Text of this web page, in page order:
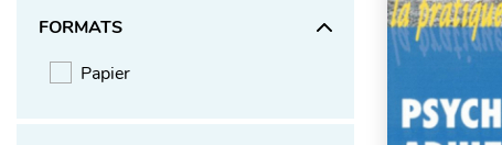
FORMATS
Papier